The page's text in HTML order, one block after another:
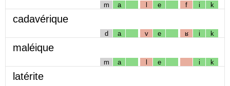
m a l e f i k
cadavérique
d a v e ʁ i k
maléique
m a l e i k
latérite